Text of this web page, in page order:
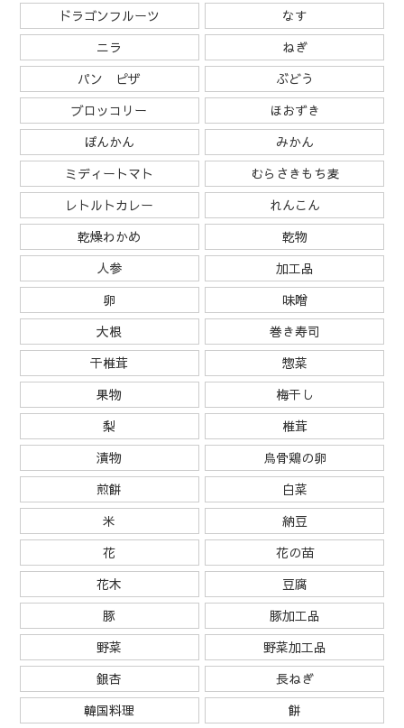
ドラゴンフルーツ
なす
ニラ
ねぎ
パン ピザ
ぶどう
ブロッコリー
ほおずき
ぽんかん
みかん
ミディートマト
むらさきもち麦
レトルトカレー
れんこん
乾燥わかめ
乾物
人参
加工品
卵
味噌
大根
巻き寿司
干椎茸
惣菜
果物
梅干し
梨
椎茸
漬物
烏骨鶏の卵
煎餅
白菜
米
納豆
花
花の苗
花木
豆腐
豚
豚加工品
野菜
野菜加工品
銀杏
長ねぎ
韓国料理
餅